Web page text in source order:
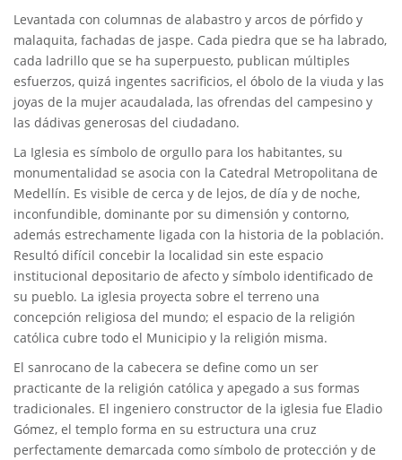
Levantada con columnas de alabastro y arcos de pórfido y
malaquita, fachadas de jaspe. Cada piedra que se ha labrado,
cada ladrillo que se ha superpuesto, publican múltiples
esfuerzos, quizá ingentes sacrificios, el óbolo de la viuda y las
joyas de la mujer acaudalada, las ofrendas del campesino y
las dádivas generosas del ciudadano.
La Iglesia es símbolo de orgullo para los habitantes, su
monumentalidad se asocia con la Catedral Metropolitana de
Medellín. Es visible de cerca y de lejos, de día y de noche,
inconfundible, dominante por su dimensión y contorno,
además estrechamente ligada con la historia de la población.
Resultó difícil concebir la localidad sin este espacio
institucional depositario de afecto y símbolo identificado de
su pueblo. La iglesia proyecta sobre el terreno una
concepción religiosa del mundo; el espacio de la religión
católica cubre todo el Municipio y la religión misma.
El sanrocano de la cabecera se define como un ser
practicante de la religión católica y apegado a sus formas
tradicionales. El ingeniero constructor de la iglesia fue Eladio
Gómez, el templo forma en su estructura una cruz
perfectamente demarcada como símbolo de protección y de